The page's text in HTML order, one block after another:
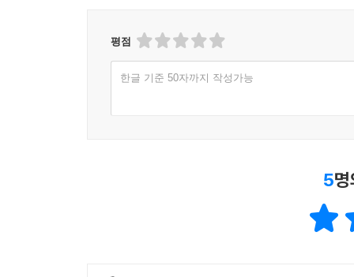
평점
한글 기준 50자까지 작성가능
5